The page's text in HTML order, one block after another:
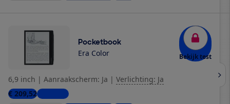
Pocketbook
Era Color Bekijk test
6,9 inch | Aanraakscherm: Ja | Verlichting: Ja
€ 209,524 winkels